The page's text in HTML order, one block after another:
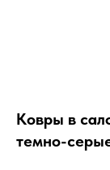
Ковры в
темно-